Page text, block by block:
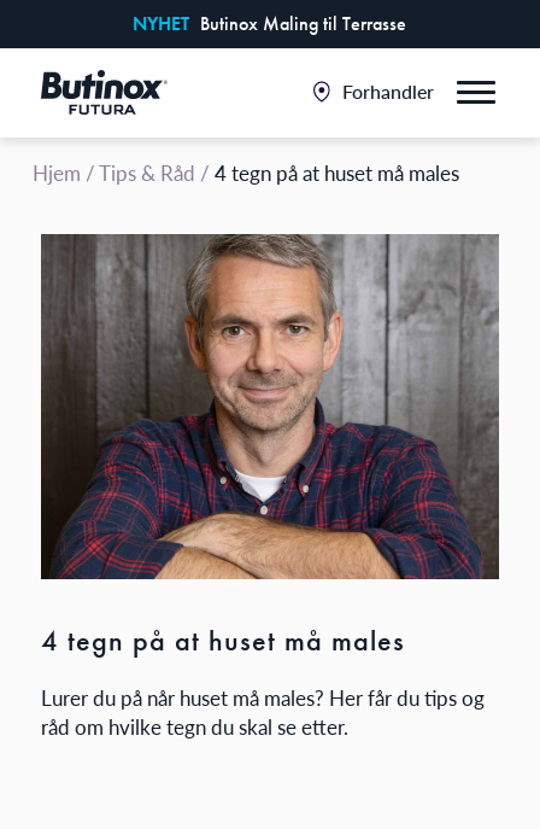
NYHET Butinox Maling til Terrasse
Forhandler
Hjem /Tips & Råd / 4 tegn på at huset må males
4 tegn på at huset må males
Lurer du på når huset må males? Her får du tips og
råd om hvilke tegn du skal se etter.